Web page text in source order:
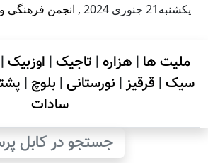
يكشنبه21 جنوری 2024 , انجمن فرهنگی
ملیت ها | هزاره| تاجیک| اوزبیک|
سیک| قرقیز| نورستانی| بلوچ |
سادات
جستجو در کابل